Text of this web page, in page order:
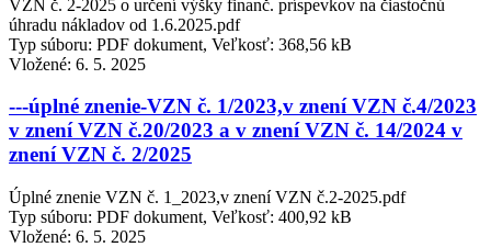
VZN č. 2-2025 o určení výšky finanč. príspevkov na čiastočnú
úhradu nákladov od 1.6.2025.pdf
Typ súboru: PDF dokument, Veľkosť: 368,56 kB
Vložené: 6. 5. 2025
---úplné znenie-VZN č. 1/2023,v znení VZN č.4/2023
v znení VZN č.20/2023 a v znení VZN č. 14/2024 v
znení VZN č. 2/2025
Úplné znenie VZN č. 1_2023,v znení VZN č.2-2025.pdf
Typ súboru: PDF dokument, Veľkosť: 400,92 kB
Vložené: 6. 5. 2025